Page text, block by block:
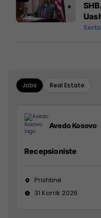
Jobs Real Estate
Avedo Kosovo
Recepsioniste
Prishtinë
31 Korrik 2026